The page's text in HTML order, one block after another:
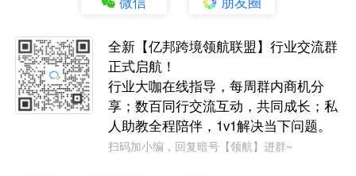
全新【亿邦跨境领航联盟】行业交流群
正式启航！
行业大咖在线指导，每周群内商机分
享；数百同行交流互动，共同成长；私
人助教全程陪伴，1v1解决当下问题。
扫码加小编，回复暗号【领航】进群~